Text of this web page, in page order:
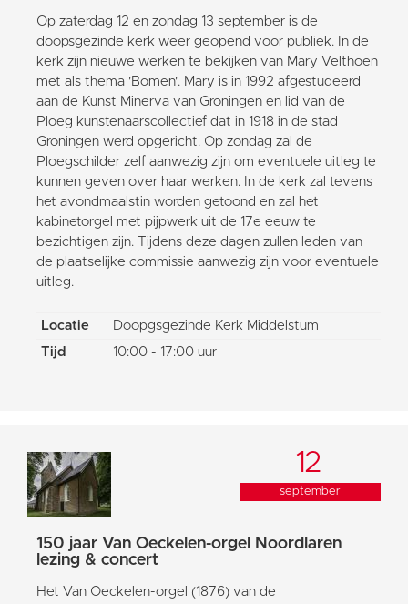
Op zaterdag 12 en zondag 13 september is de
doopsgezinde kerk weer geopend voor publiek. In de
kerk zijn nieuwe werken te bekijken van Mary Velthoen
met als thema 'Bomen'. Mary is in 1992 afgestudeerd
aan de Kunst Minerva van Groningen en lid van de
Ploeg kunstenaarscollectief dat in 1918 in de stad
Groningen werd opgericht. Op zondag zal de
Ploegschilder zelf aanwezig zijn om eventuele uitleg te
kunnen geven over haar werken. In de kerk zal tevens
het avondmaalstin worden getoond en zal het
kabinetorgel met pijpwerk uit de 17e eeuw te
bezichtigen zijn. Tijdens deze dagen zullen leden van
de plaatselijke commissie aanwezig zijn voor eventuele
uitleg.
Locatie
Doopgsgezinde Kerk Middelstum
Tijd
10:00 - 17:00 uur
12
september
150 jaar Van Oeckelen-orgel Noordlaren
lezing & concert
Het Van Oeckelen-orgel (1876) van de